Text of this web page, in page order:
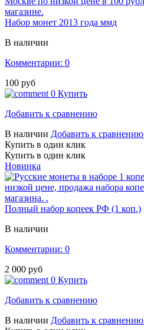
Набор монет 2013 года ммд
В наличии
Комментарии: 0
100 руб
0 Купить
Добавить к сравнению
В наличии Добавить к сравнению
Купить в один клик
Купить в один клик
Новинка
Полный набор копеек РФ (1 коп.)
В наличии
Комментарии: 0
2 000 руб
0 Купить
Добавить к сравнению
В наличии Добавить к сравнению